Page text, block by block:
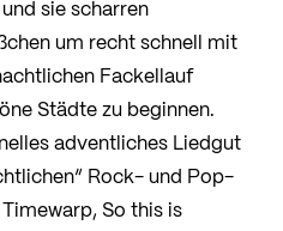
sie scharren
um recht schnell mit
Fackellauf
Städte zu beginnen.
adventliches Liedgut
Rock- und Pop-
So this is